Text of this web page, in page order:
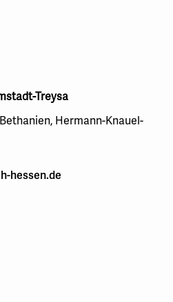
Treysa
Hermann-Knauel-
hessen.de